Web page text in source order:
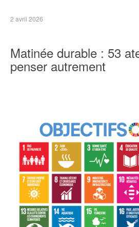
2 avril 2026
Matinée durable : 53
penser autrement